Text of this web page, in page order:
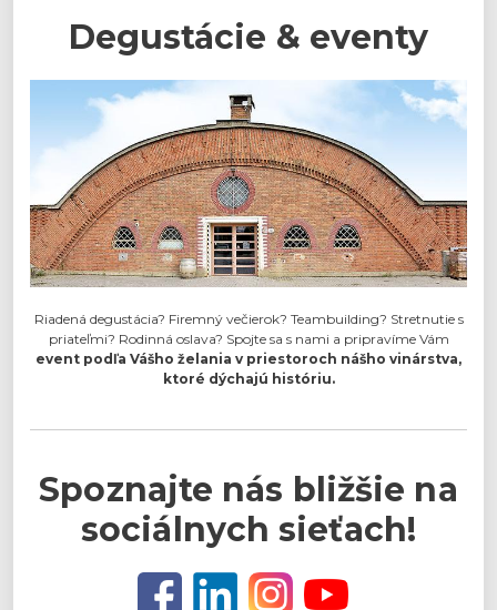
Degustácie & eventy
Riadená degustácia? Firemný večierok? Teambuilding? Stretnutie s
priateľmi? Rodinná oslava? Spojte sa s nami a pripravíme Vám
event podľa Vášho želania v priestoroch nášho vinárstva,
ktoré dýchajú históriu.
Spoznajte nás bližšie na
sociálnych sieťach!